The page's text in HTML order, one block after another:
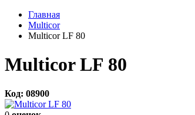
Главная
Multicor
Multicor LF 80
Multicor LF 80
Код: 08900